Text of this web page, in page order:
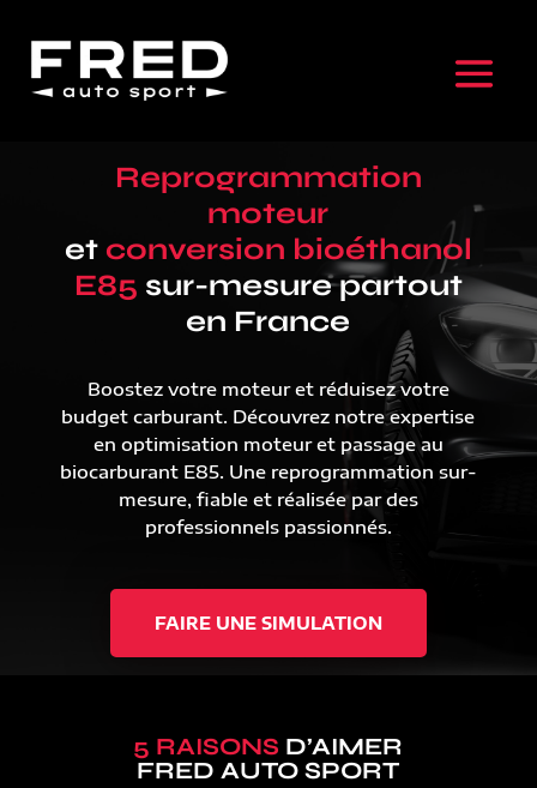
Reprogrammation
moteur
et conversion bioéthanol
E85 sur-mesure partout
en France
Boostez votre moteur et réduisez votre
budget carburant. Découvrez notre expertise
en optimisation moteur et passage au
biocarburant E85. Une reprogrammation sur-
mesure, fiable et réalisée par des
professionnels passionnés.
FAIRE UNE SIMULATION
5 RAISONS D’AIMER
FRED AUTO SPORT